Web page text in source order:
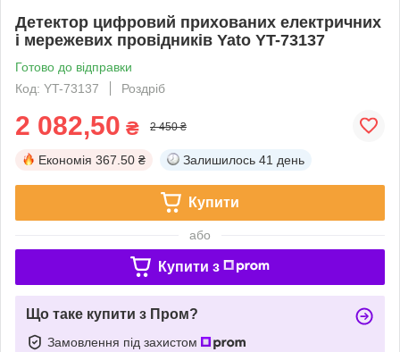
Детектор цифровий прихованих електричних
і мережевих провідників Yato YT-73137
Готово до відправки
Код: YT-73137
Роздріб
2 082,50 ₴ 2 450 ₴
Економія 367.50 ₴ Залишилось 41 день
Купити
або
Купити з
Що таке купити з Пром?
Замовлення під захистом